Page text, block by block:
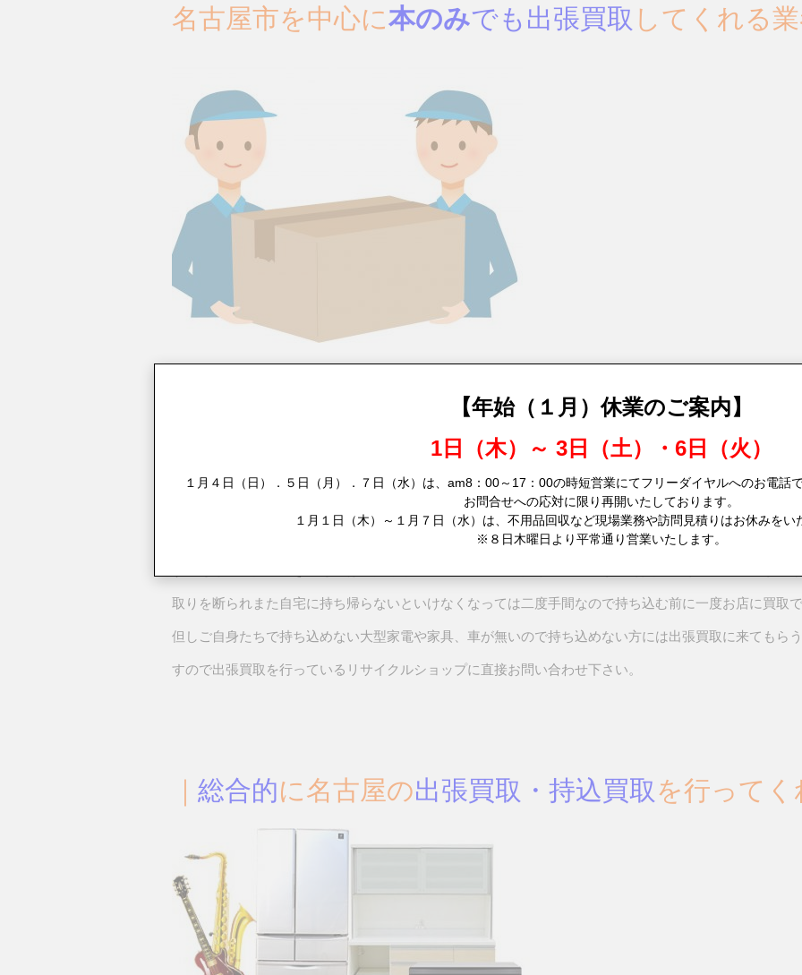
名古屋市を中心に本のみでも出張買取 してくれる
住所：愛知県春日井市白山町5-3-1 TEL：0120-968-296 am6:00～21：00（年中無休） 対象地域：名
※衣類：BOOKOFF SUPER BAZAAR 西友高針店 上記同番号で衣類の出張買取も受付
総合リサイクルショップでは家電、家具、オーディオ、ブランド品、楽器などは出張買取を品物によっ
取りを断られまた自宅に持ち帰らないといけなくなっては二度手間なので持ち込む前に一度お店に買取
但しご自身たちで持ち込めない大型家電や家具、車が無いので持ち込めない方には出張買取に来てもら
すので出張買取を行っているリサイクルショップに直接お問い合わせ下さい。
｜ 総合的に名古屋の出張買取・持込買取 を行って
【年始（１月）休業のご案内】
1日（木）～ 3日（土）・6日（火）
１月４日（日）．５日（月）．７日（水）は、am8：00～17：00の時短営業にてフリーダイヤルへのお電話
お問合せへの応対に限り再開いたしております。
１月１日（木）～１月７日（水）は、不用品回収など現場業務や訪問見積りはお休みをい
※８日木曜日より平常通り営業いたします。